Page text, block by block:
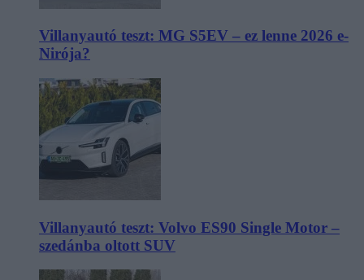
Villanyautó teszt: MG S5EV – ez lenne 2026 e-
Nirója?
Villanyautó teszt: Volvo ES90 Single Motor –
szedánba oltott SUV